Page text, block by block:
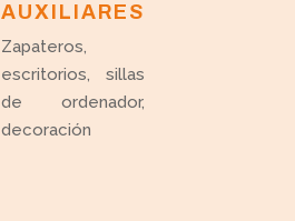
AUXILIARES
Zapateros,
escritorios, sillas
de ordenador,
decoración